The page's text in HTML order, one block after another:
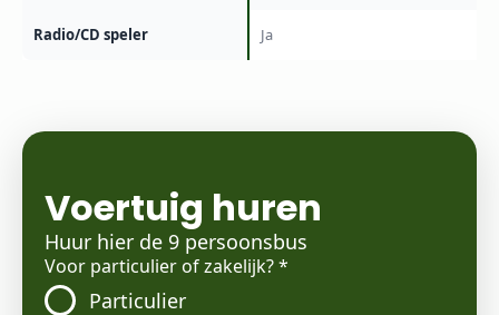
Radio/CD speler Ja
Voertuig huren
Huur hier de 9 persoonsbus
Voor particulier of zakelijk?*
Particulier